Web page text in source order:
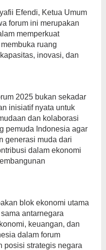
Efendi, Ketua Umum
forum ini merupakan
memperkuat
ruang
inovasi, dan
2025 bukan sekadar
inisiatif nyata untuk
dan kolaborasi
pemuda Indonesia agar
generasi muda dari
dalam ekonomi
blok ekonomi utama
antarnegara
keuangan, dan
dalam forum
posisi strategis negara